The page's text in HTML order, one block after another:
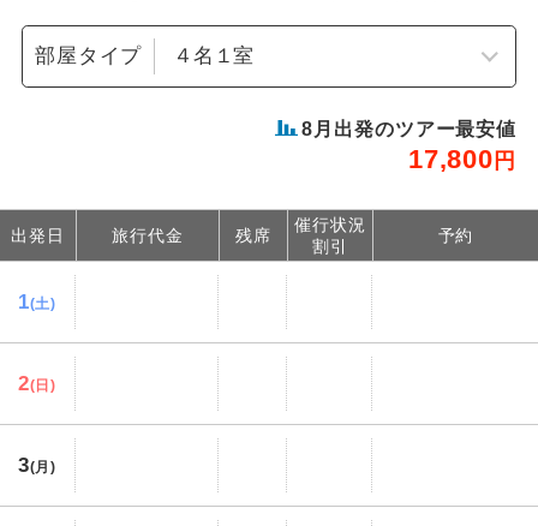
部屋タイプ
8 月出発のツアー最安値
17,800 円
出発日 旅行代金 残席
催行状況
割引
予約
1(土)
2(日)
3(月)